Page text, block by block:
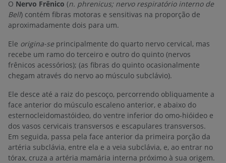
O Nervo Frênico (n. phrenicus; nervo respiratório interno de
Bell) contém fibras motoras e sensitivas na proporção de
aproximadamente dois para um.
Ele origina-seprincipalmente do quarto nervo cervical, mas
recebe um ramo do terceiro e outro do quinto (nervos
frênicos acessórios); (as fibras do quinto ocasionalmente
chegam através do nervo ao músculo subclávio).
Ele desce até a raiz do pescoço, percorrendo obliquamente a
face anterior do músculo escaleno anterior, e abaixo do
esternocleidomastóideo, do ventre inferior do omo-hióideo e
dos vasos cervicais transversos e escapulares transversos.
Em seguida, passa pela face anterior da primeira porção da
artéria subclávia, entre ela e a veia subclávia, e, ao entrar no
tórax, cruza a artéria mamária interna próximo à sua origem.